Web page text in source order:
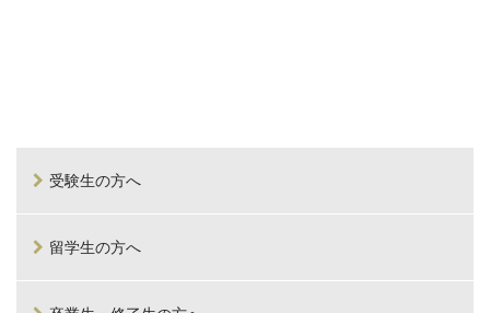
受験生の方へ
留学生の方へ